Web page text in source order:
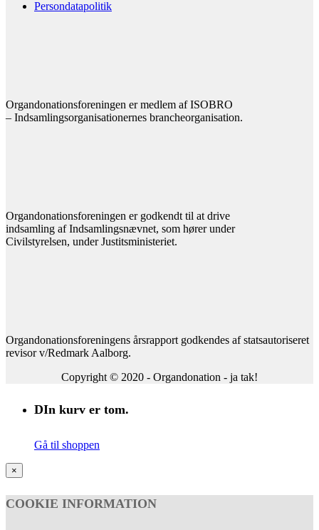
Persondatapolitik
Organdonationsforeningen er medlem af ISOBRO
– Indsamlingsorganisationernes brancheorganisation.
Organdonationsforeningen er godkendt til at drive
indsamling af Indsamlingsnævnet, som hører under
Civilstyrelsen, under Justitsministeriet.
Organdonationsforeningens årsrapport godkendes af statsautoriseret
revisor v/Redmark Aalborg.
Copyright © 2020 - Organdonation - ja tak!
DIn kurv er tom.
Gå til shoppen
×
COOKIE INFORMATION